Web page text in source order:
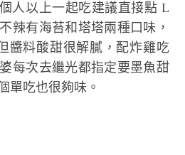
人以上一起吃建議直接點 L
辣有海苔和塔塔兩種口味，
醬料酸甜很解膩，配炸雞吃
每次去繼光都指定要墨魚甜
單吃也很夠味。